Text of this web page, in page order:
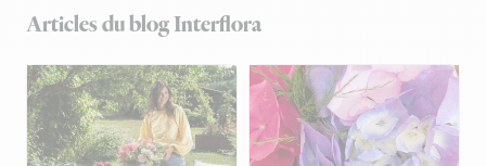
Articles du blog Interflora